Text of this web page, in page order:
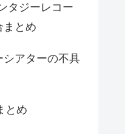
タジーレコー
まとめ
シアターの不具
とめ